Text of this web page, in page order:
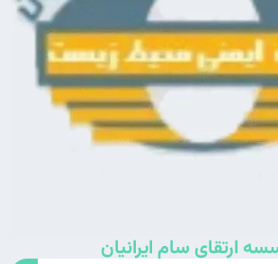
ارتقای سام ایرانیان